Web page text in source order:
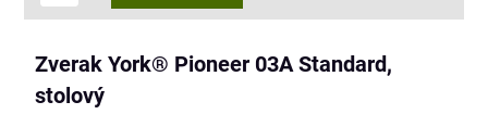
Zverak York® Pioneer 03A Standard,
stolový